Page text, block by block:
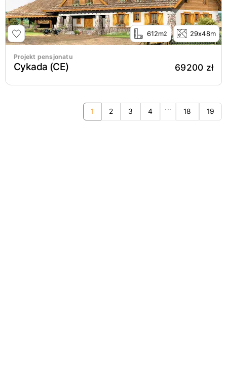
612m2 29x48m
Projekt pensjonatu
Cykada (CE) 69200 zł
1 2 3 4 ... 18 19